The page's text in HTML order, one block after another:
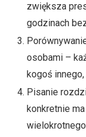
zwiększa
godzinach
osobami –
kogoś
Pisanie
konkretnie